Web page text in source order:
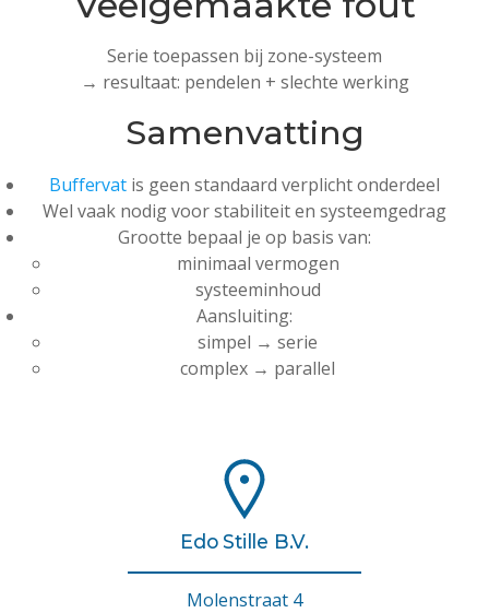
Serie toepassen bij zone-systeem
→ resultaat: pendelen + slechte werking
Samenvatting
Buffervatis geen standaard verplicht onderdeel
Wel vaak nodig voor stabiliteit en systeemgedrag
Grootte bepaal je op basis van:
minimaal vermogen
systeeminhoud
Aansluiting:
simpel → serie
complex → parallel
Edo Stille B.V.
Molenstraat 4